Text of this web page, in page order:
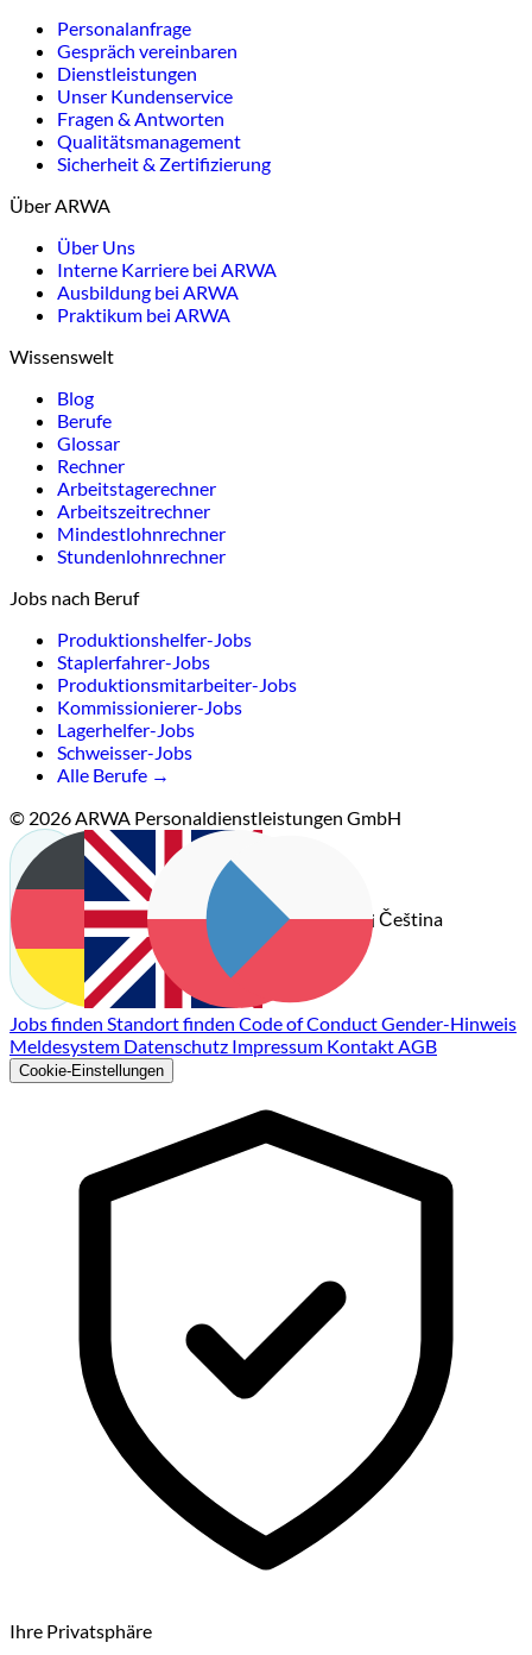
Personalanfrage
Gespräch vereinbaren
Dienstleistungen
Unser Kundenservice
Fragen & Antworten
Qualitätsmanagement
Sicherheit & Zertifizierung
Über ARWA
Über Uns
Interne Karriere bei ARWA
Ausbildung bei ARWA
Praktikum bei ARWA
Wissenswelt
Blog
Berufe
Glossar
Rechner
Arbeitstagerechner
Arbeitszeitrechner
Mindestlohnrechner
Stundenlohnrechner
Jobs nach Beruf
Produktionshelfer-Jobs
Staplerfahrer-Jobs
Produktionsmitarbeiter-Jobs
Kommissionierer-Jobs
Lagerhelfer-Jobs
Schweisser-Jobs
Alle Berufe →
© 2026 ARWA Personaldienstleistungen GmbH
Deutsch EnglishPolski Čeština
Jobs finden Standort finden Code of ConductGender-Hinweis
Meldesystem Datenschutz Impressum KontaktAGB
Cookie-Einstellungen
Ihre Privatsphäre